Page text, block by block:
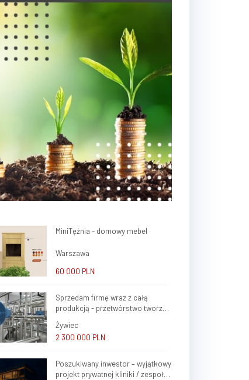
MiniTężnia - domowy mebel
Warszawa
60 000 PLN
Sprzedam firmę wraz z całą
produkcją - przetwórstwo tworzyw
Żywiec
2 300 000 PLN
Poszukiwany inwestor – wyjątkowy
projekt prywatnej kliniki / zespołu